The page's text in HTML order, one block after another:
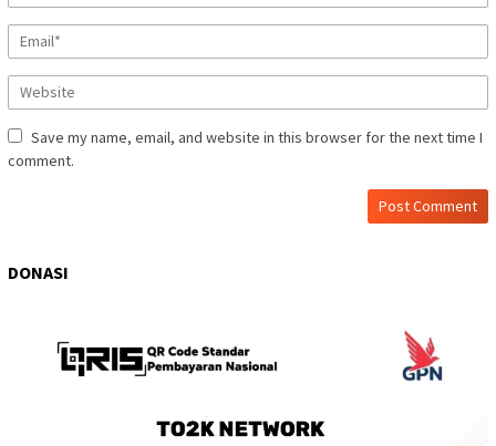
Save my name, email, and website in this browser for the next time I
comment.
DONASI